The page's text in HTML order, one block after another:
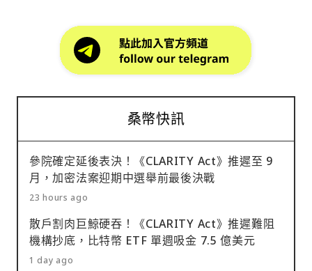
桑幣快訊
參院確定延後表決！《CLARITY Act》推遲至 9
月，加密法案迎期中選舉前最後決戰
23 hours ago
散戶割肉巨鯨硬吞！《CLARITY Act》推遲難阻
機構抄底，比特幣 ETF 單週吸金 7.5 億美元
1 day ago